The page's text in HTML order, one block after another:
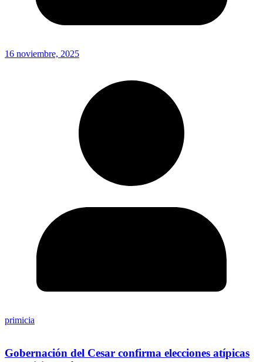
16 noviembre, 2025
primicia
Gobernación del Cesar confirma elecciones atípicas